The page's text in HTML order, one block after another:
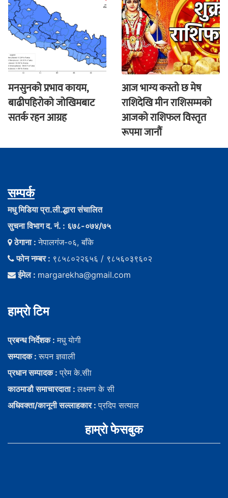
मनसुनको प्रभाव कायम,
बाढीपहिरोको जोखिमबाट
सतर्क रहन आग्रह
आज भाग्य कस्ताे छ मेष
राशिदेखि मीन राशिसम्मको
आजको राशिफल विस्तृत
रूपमा जानौं
सम्पर्क
मधु मिडिया प्रा.ली.द्धारा संचालित
सुचना विभाग द. नं. : ६७८-०७४/७५
ठेगाना :नेपालगंज-०६, बाँके
फोन नम्बर : ९८५८०२२६५६ / ९८५६०३९६०२
ईमेल : margarekha@gmail.com
हाम्राे टिम
प्रबन्ध निर्देशक :मधु याेगी
सम्पादक :रूपन ज्ञवाली
प्रधान सम्पादक :प्रेम के.सीा
काठमाडौ समाचारदाता :लक्ष्मण के सी
अधिवक्ता/कानूनी सल्लाहकार :प्रदिप सत्याल
हाम्राे फेसबुक